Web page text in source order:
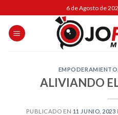
to
content
6 de Agosto de
EMPODERAMIENTO
ALIVIANDO
PUBLICADO EN 11 JUNIO, 2023